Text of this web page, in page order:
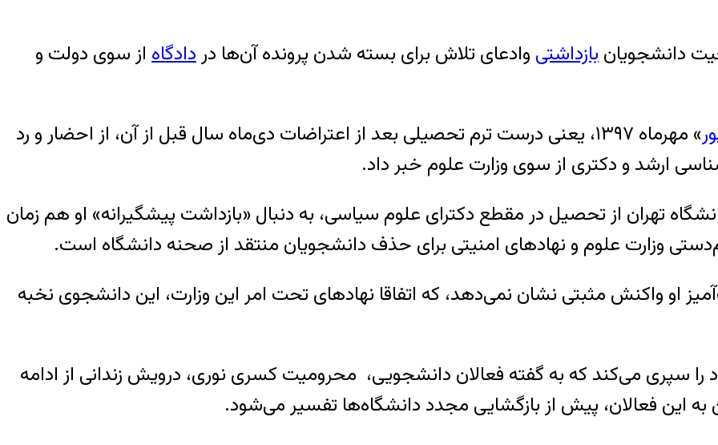
دانشجویانبازداشتی وادعای تلاش برای بسته شدن پرونده آن‌ها دردادگاه از سوی دولت و
» مهرماه ۱۳۹۷، یعنی درست ترم تحصیلی بعد از اعتراضات دی‌ماه سال قبل از آن، از احضار و رد
ارشد و دکتری از سوی وزارت علوم خبر داد.
تهران از تحصیل در مقطع دکترای علوم سیاسی، به دنبال «بازداشت پیشگیرانه» او هم زمان
وزارت علوم و نهادهای امنیتی برای حذف دانشجویان منتقد از صحنه دانشگاه است.
او واکنش مثبتی نشان نمی‌دهد، که اتفاقا نهادهای تحت امر این وزارت، این دانشجوی نخبه
سپری می‌کند که به گفته فعالان دانشجویی، محرومیت کسری نوری، درویش زندانی از ادامه
فعالان، پیش از بازگشایی مجدد دانشگاه‌ها تفسیر می‌شود.